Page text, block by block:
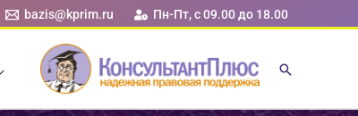
bazis@kprim.ru Пн-Пт, с 09.00 до 18.00